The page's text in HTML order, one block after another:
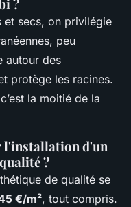
?
et secs, on privilégie
peu
autour des
protège les racines.
la moitié de la
l'installation d'un
?
de qualité se
€/m², tout compris.